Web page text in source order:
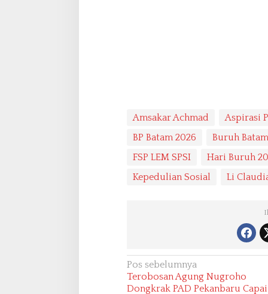
Amsakar Achmad Aspirasi
BP Batam 2026
Buruh Batam
FSP LEM SPSI
Hari Buruh
Kepedulian Sosial
Li
N
a
Pos sebelumnya
Terobosan Agung Nugroho
Dongkrak PAD Pekanbaru Capai